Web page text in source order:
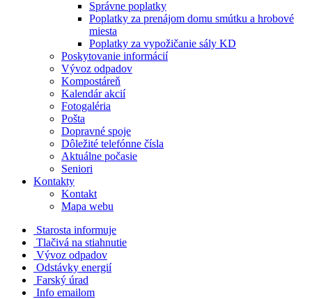
Správne poplatky
Poplatky za prenájom domu smútku a hrobové
miesta
Poplatky za vypožičanie sály KD
Poskytovanie informácií
Vývoz odpadov
Kompostáreň
Kalendár akcií
Fotogaléria
Pošta
Dopravné spoje
Dôležité telefónne čísla
Aktuálne počasie
Seniori
Kontakty
Kontakt
Mapa webu
Starosta informuje
Tlačivá na stiahnutie
Vývoz odpadov
Odstávky energií
Farský úrad
Info emailom